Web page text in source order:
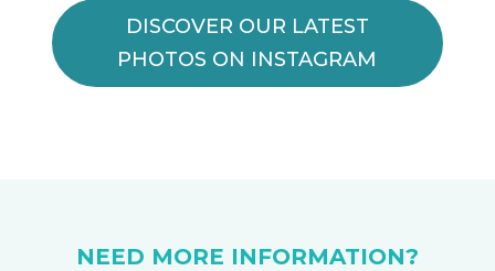
DISCOVER OUR LATEST
PHOTOS ON INSTAGRAM
NEED MORE INFORMATION?